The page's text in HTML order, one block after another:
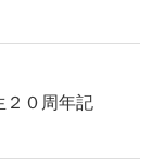
０周年記